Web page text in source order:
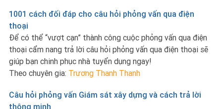
1001 cách đối đáp cho câu hỏi phỏng vấn qua điện
thoại
Để có thể “vượt cạn” thành công cuộc phỏng vấn qua điện
thoại cẩm nang trả lời câu hỏi phỏng vấn qua điện thoại sẽ
giúp bạn chinh phục nhà tuyển dụng ngay!
Theo chuyên gia: Trương Thanh Thanh
Câu hỏi phỏng vấn Giám sát xây dựng và cách trả lời
thông minh